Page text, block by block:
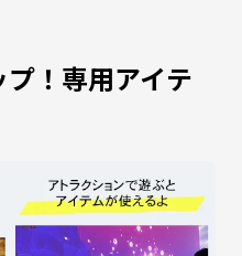
！専用アイテ